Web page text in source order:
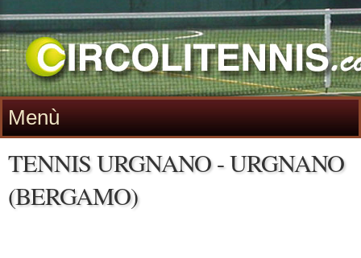
Menù
TENNIS URGNANO - URGNANO
(BERGAMO)